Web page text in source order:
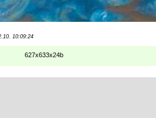
10:09:24
627x633x24b